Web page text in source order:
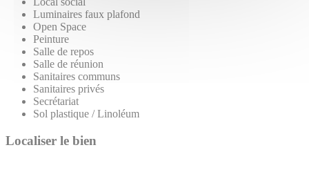
Luminaires faux plafond
Open Space
Peinture
Salle de repos
Salle de réunion
Sanitaires communs
Sanitaires privés
Secrétariat
Sol plastique / Linoléum
Localiser le bien